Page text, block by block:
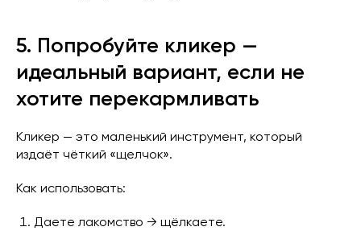
5. Попробуйте кликер —
идеальный вариант, если не
хотите перекармливать
Кликер — это маленький инструмент, который
издаёт чёткий «щелчок».
Как использовать:
Даете лакомство → щёлкаете.